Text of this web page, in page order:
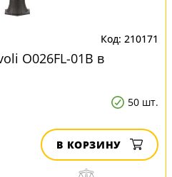
210171
O026FL-01B в
50 шт.
В КОРЗИНУ